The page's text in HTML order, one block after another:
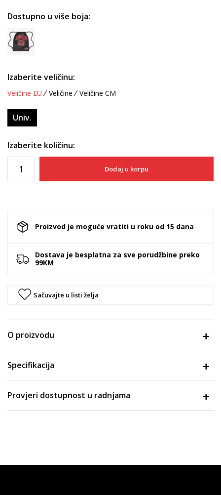
Dostupno u više boja:
Izaberite veličinu:
Veličine EU Veličine Veličine CM
Univ.
Izaberite količinu:
Dodaj u korpu
Proizvod je moguće vratiti u roku od 15 dana
Dostava je besplatna za sve porudžbine preko
99KM
Sačuvajte u listi želja
O proizvodu
Specifikacija
Provjeri dostupnost u radnjama